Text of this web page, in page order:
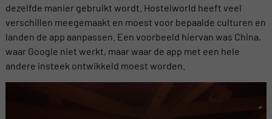
dezelfde manier gebruikt wordt. Hostelworld heeft veel
verschillen meegemaakt en moest voor bepaalde culturen en
landen de app aanpassen. Een voorbeeld hiervan was China,
waar Google niet werkt, maar waar de app met een hele
andere insteek ontwikkeld moest worden.